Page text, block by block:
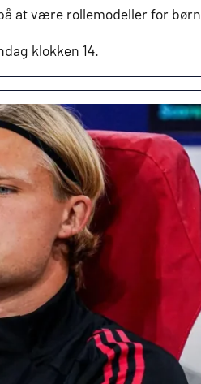
at være rollemodeller for
klokken 14.